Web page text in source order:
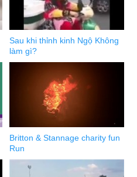
Sau khi thỉnh kinh Ngộ Không
làm gì?
Britton & Stannage charity fun
Run